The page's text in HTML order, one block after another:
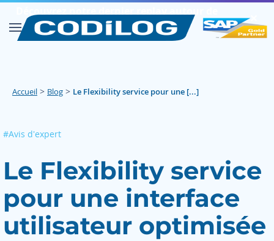
SAP FIORI Découvrir ✕︎
Accueil > Blog > Le Flexibility service pour une [...]
#Avis d'expert
Le Flexibility service
pour une interface
utilisateur optimisée